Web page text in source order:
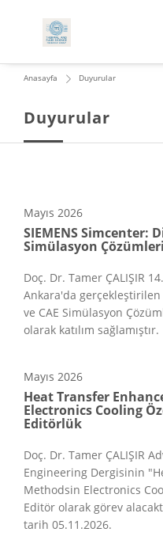
Duyurular
Anasayfa Duyurular
Mayıs 2026
SIEMENS Simcenter:
Simülasyon
Doç. Dr. Tamer ÇALIŞIR
Ankara'da gerçekleştirilen
ve CAE Simülasyon
olarak katılım sağlamıştır.
Mayıs 2026
Heat Transfer
Electronics Cooling
Editörlük
Doç. Dr. Tamer ÇALIŞIR
Engineering Dergisinin
Methodsin Electronics
Editör olarak görev
tarih 05.11.2026.